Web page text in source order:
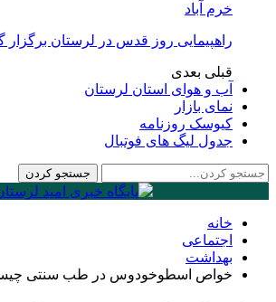
خرم آباد
راهپیمایی روز قدس در لرستان برگزار
قبلی بعدی
آب و هوای استان لرستان
نمای بازار
کیوسک روزنامه
جدول لیگ های فوتبال
خانه
اجتماعی
بهداشت
خواص اسطوخودوس در طب سنتی